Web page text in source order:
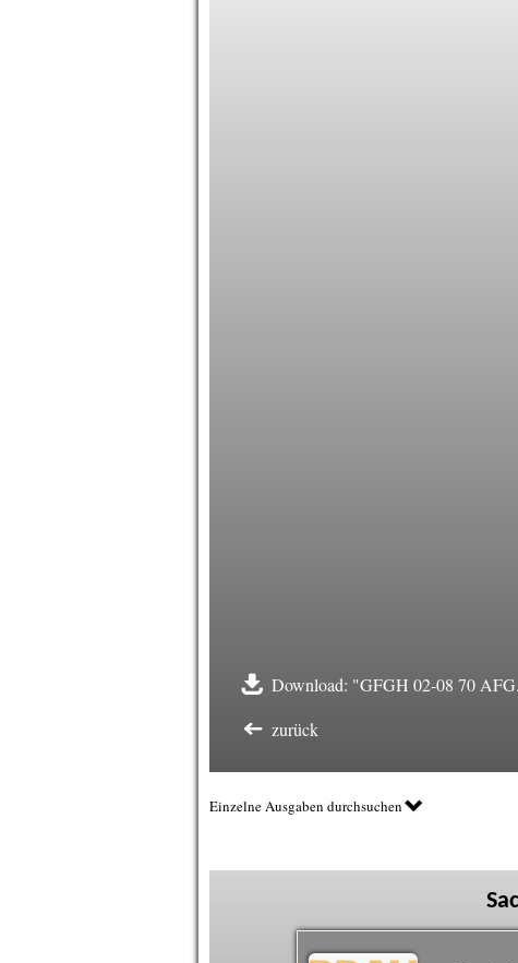
Download: "GFGH 02-08 70
zurück
Einzelne Ausgaben durchsuchen